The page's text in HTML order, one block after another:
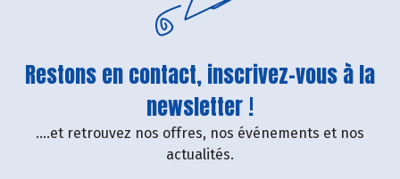
Restons en contact, inscrivez-vous à la
newsletter !
....et retrouvez nos offres, nos événements et nos
actualités.